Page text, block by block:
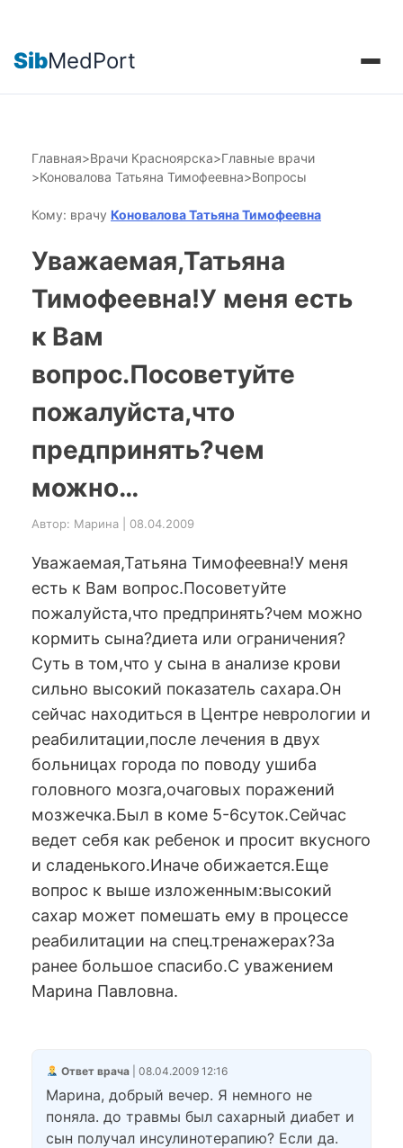
SibMedPort
Главная>Врачи Красноярска>Главные врачи
>Коновалова Татьяна Тимофеевна>Вопросы
Кому: врачу Коновалова Татьяна Тимофеевна
Уважаемая,Татьяна
Тимофеевна!У меня есть
к Вам
вопрос.Посоветуйте
пожалуйста,что
предпринять?чем
можно…
Автор: Марина | 08.04.2009
Уважаемая,Татьяна Тимофеевна!У меня
есть к Вам вопрос.Посоветуйте
пожалуйста,что предпринять?чем можно
кормить сына?диета или ограничения?
Суть в том,что у сына в анализе крови
сильно высокий показатель сахара.Он
сейчас находиться в Центре неврологии и
реабилитации,после лечения в двух
больницах города по поводу ушиба
головного мозга,очаговых поражений
мозжечка.Был в коме 5-6суток.Сейчас
ведет себя как ребенок и просит вкусного
и сладенького.Иначе обижается.Еще
вопрос к выше изложенным:высокий
сахар может помешать ему в процессе
реабилитации на спец.тренажерах?За
ранее большое спасибо.С уважением
Марина Павловна.
Ответ врача| 08.04.2009 12:16
Марина, добрый вечер. Я немного не
поняла. до травмы был сахарный диабет и
сын получал инсулинотерапию? Если да.